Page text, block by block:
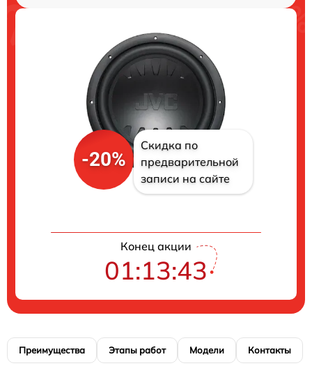
-20%
Скидка по
предварительной
записи на сайте
Конец акции
01:13:42
Преимущества Этапы работ Модели Контакты